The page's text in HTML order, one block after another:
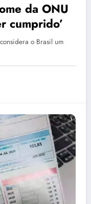
da ONU
cumprido’
o Brasil um